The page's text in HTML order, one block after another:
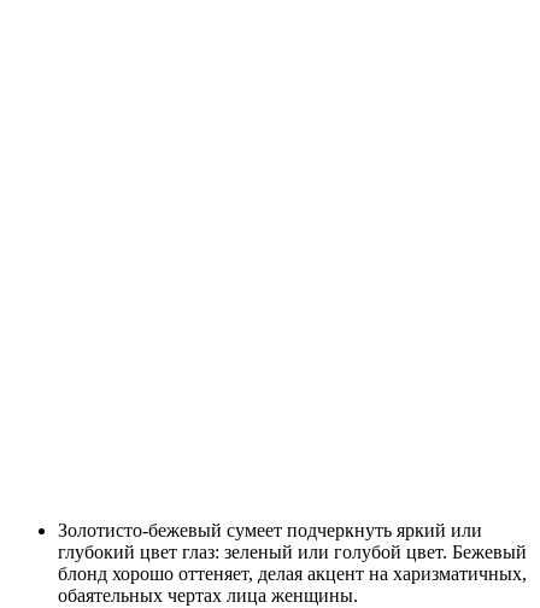
Золотисто-бежевый сумеет подчеркнуть яркий или
глубокий цвет глаз: зеленый или голубой цвет. Бежевый
блонд хорошо оттеняет, делая акцент на харизматичных,
обаятельных чертах лица женщины.